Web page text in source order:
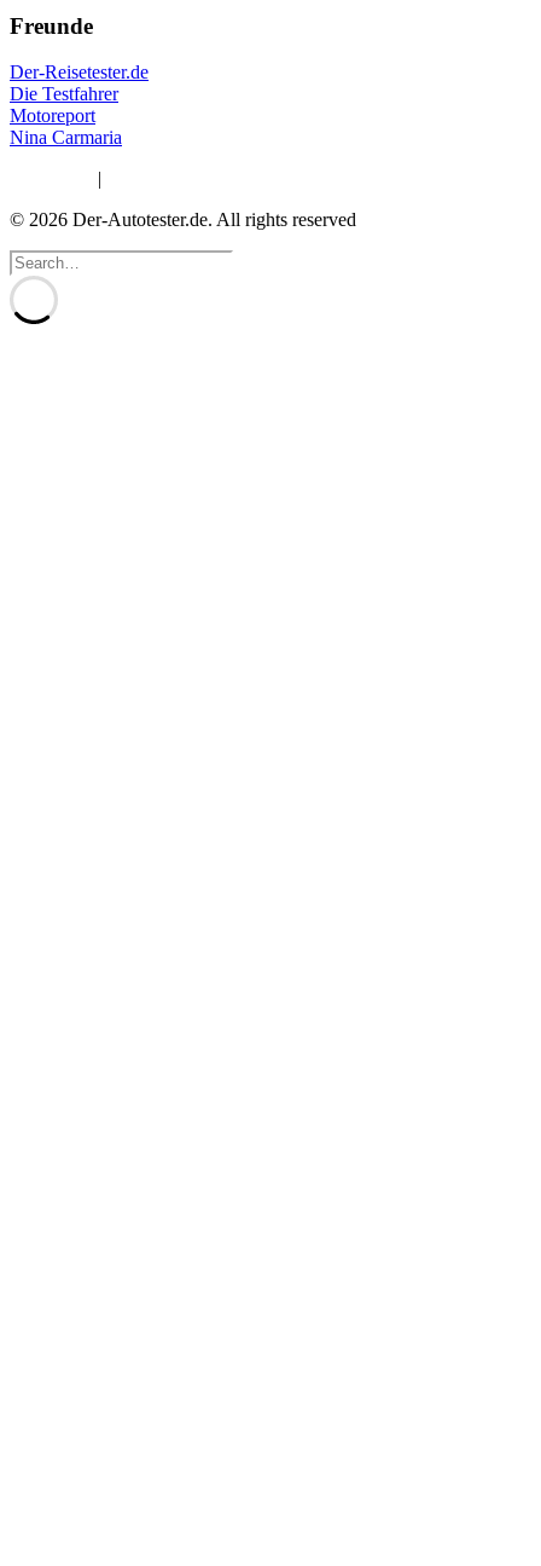
Freunde
Der-Reisetester.de
Die Testfahrer
Motoreport
Nina Carmaria
|
© 2026 Der-Autotester.de. All rights reserved